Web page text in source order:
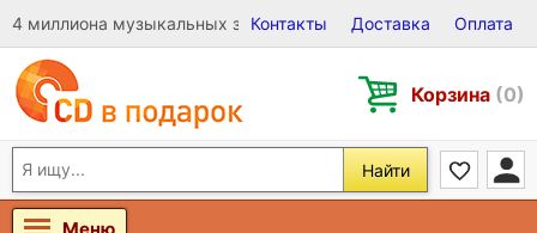
4 миллиона музыкальных записей на Виниле, CD и DVD
Контакты Доставка Оплата
Корзина (0)
Найти